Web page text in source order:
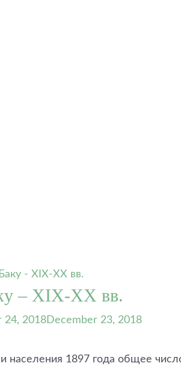
– XIX-XX вв.
24, 2018December 23, 2018
населения 1897 года общее